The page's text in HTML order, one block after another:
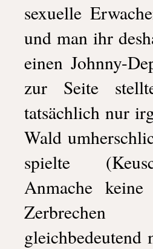
sexuelle
und man ihr
einen Johnny-
zur Seite
tatsächlich nur
Wald
spielte
Anmache